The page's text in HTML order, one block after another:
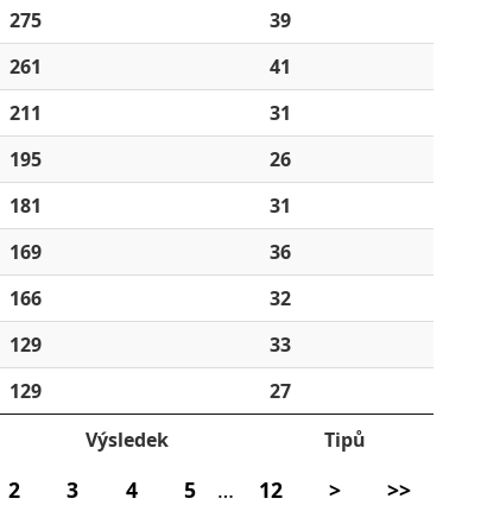
275
39
261
41
211
31
195
26
181
31
169
36
166
32
129
33
129
27
Výsledek Tipů
2 3 4 5 … 12 > >>